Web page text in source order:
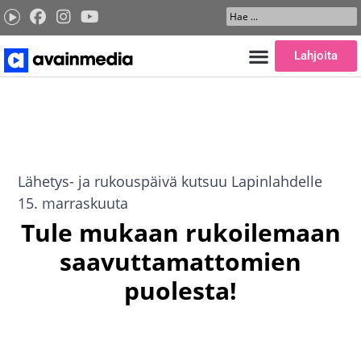
Siirry
sisältöön
Search
...
Lahjoita
Lähetys- ja rukouspäivä kutsuu Lapinlahdelle
15. marraskuuta
Tule mukaan rukoilemaan
saavuttamattomien
puolesta!